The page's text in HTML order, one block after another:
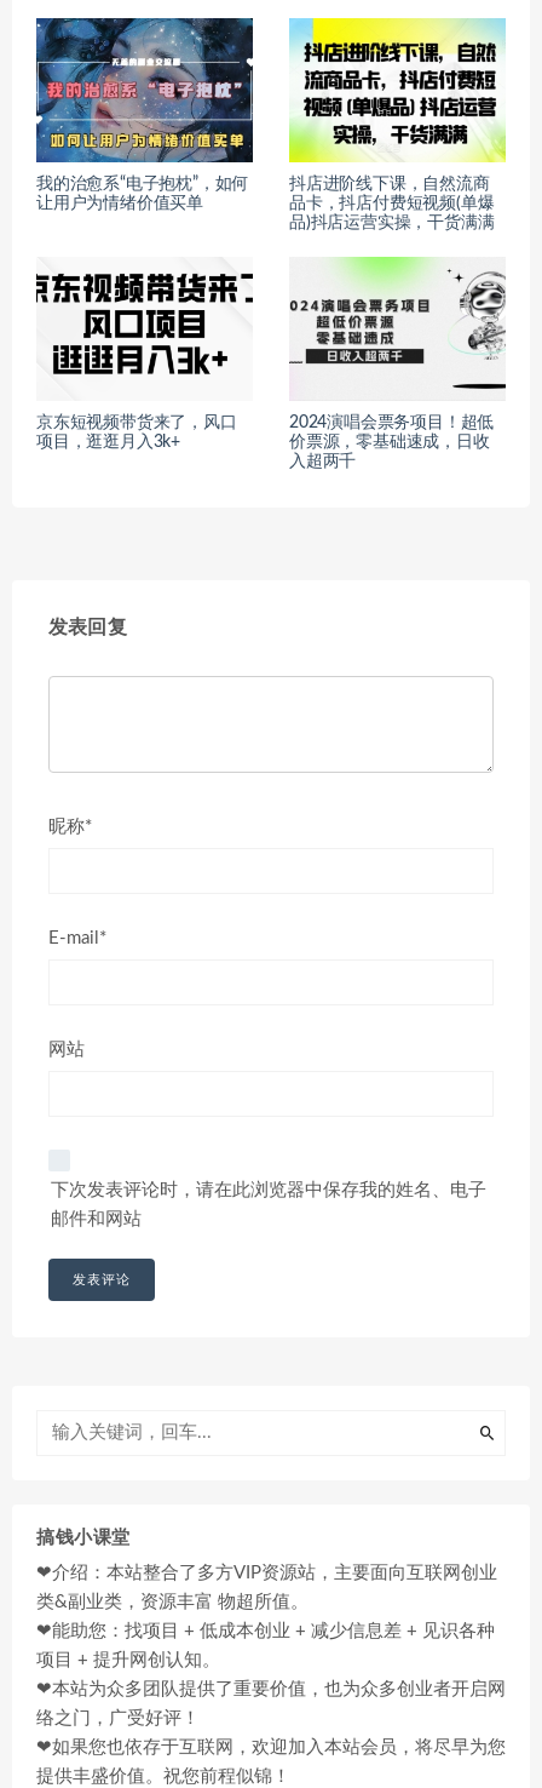
我的治愈系“电子抱枕”，如何
让用户为情绪价值买单
抖店进阶线下课，自然流商
品卡，抖店付费短视频(单爆
品)抖店运营实操，干货满满
京东短视频带货来了，风口
项目，逛逛月入3k+
2024演唱会票务项目！超低
价票源，零基础速成，日收
入超两千
发表回复
昵称*
E-mail*
网站
下次发表评论时，请在此浏览器中保存我的姓名、电子
邮件和网站
搞钱小课堂
❤介绍：本站整合了多方VIP资源站，主要面向互联网创业
类&副业类，资源丰富 物超所值。
❤能助您：找项目 + 低成本创业 + 减少信息差 + 见识各种
项目 + 提升网创认知。
❤本站为众多团队提供了重要价值，也为众多创业者开启网
络之门，广受好评！
❤如果您也依存于互联网，欢迎加入本站会员，将尽早为您
提供丰盛价值。祝您前程似锦！